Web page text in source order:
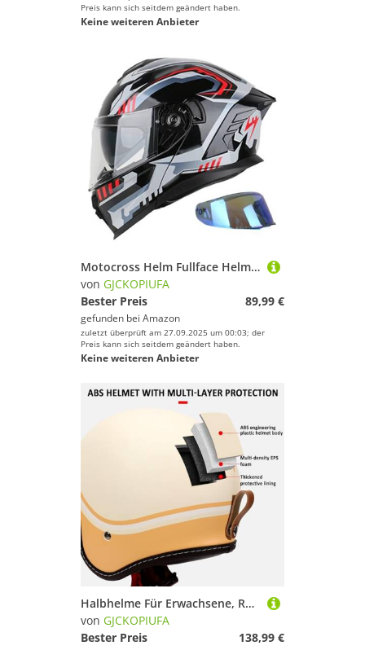
Preis kann sich seitdem geändert haben.
Keine weiteren Anbieter
Motocross Helm Fullface Helm, ECE 22.06 Zertifiziert Motorradhelm Klapphelm Mit Sonnenblende Für Damen Und Herren, Integralhelm Sturzhelm G,XL/(61~62cm)
von GJCKOPIUFA
Bester Preis
89,99 €
gefunden bei Amazon
zuletzt überprüft am 27.09.2025 um 00:03; der
Preis kann sich seitdem geändert haben.
Keine weiteren Anbieter
Halbhelme Für Erwachsene, Rollerhelm, ECE 22.06 Zertifiziert 3/4-Jethelm Mit Sonnenblende Für Männer Und Frauen, Motorradhelm Im Vintage-Stil K,XXXL/(63~64cm)
von GJCKOPIUFA
Bester Preis
138,99 €